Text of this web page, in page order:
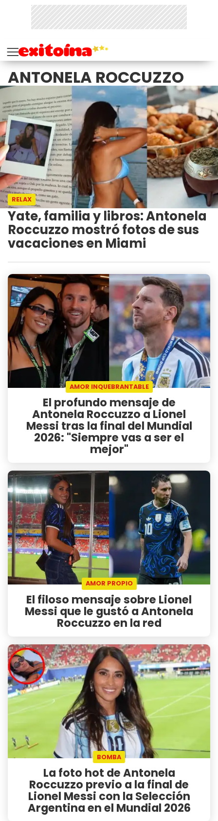
ANTONELA ROCCUZZO
RELAX
Yate, familia y libros: Antonela
Roccuzzo mostró fotos de sus
vacaciones en Miami
AMOR INQUEBRANTABLE
El profundo mensaje de
Antonela Roccuzzo a Lionel
Messi tras la final del Mundial
2026: "Siempre vas a ser el
mejor"
AMOR PROPIO
El filoso mensaje sobre Lionel
Messi que le gustó a Antonela
Roccuzzo en la red
BOMBA
La foto hot de Antonela
Roccuzzo previo a la final de
Lionel Messi con la Selección
Argentina en el Mundial 2026